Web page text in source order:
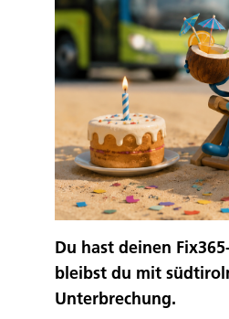
Du hast deinen
bleibst du mit
Unterbrechung.